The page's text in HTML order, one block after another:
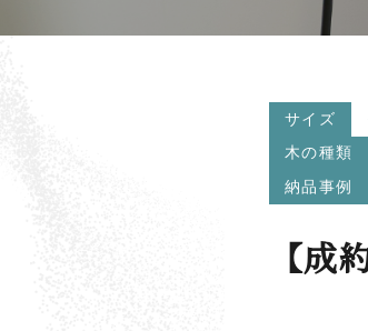
サイズ
木の種類
納品事例
【成